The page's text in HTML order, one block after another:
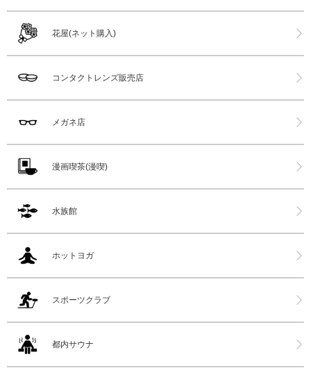
花屋(ネット購入)
コンタクトレンズ販売店
メガネ店
漫画喫茶(漫喫)
水族館
ホットヨガ
スポーツクラブ
都内サウナ